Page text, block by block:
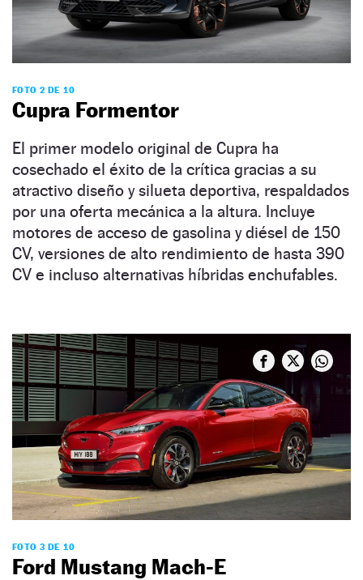
FOTO 2 DE 10
Cupra Formentor
El primer modelo original de Cupra ha
cosechado el éxito de la crítica gracias a su
atractivo diseño y silueta deportiva, respaldados
por una oferta mecánica a la altura. Incluye
motores de acceso de gasolina y diésel de 150
CV, versiones de alto rendimiento de hasta 390
CV e incluso alternativas híbridas enchufables.
FOTO 3 DE 10
Ford Mustang Mach-E